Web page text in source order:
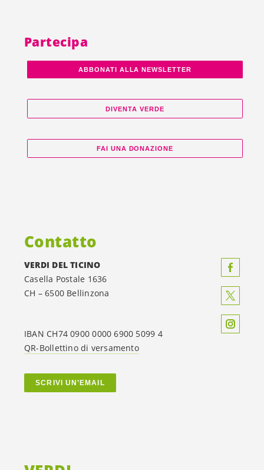
Partecipa
ABBONATI ALLA NEWSLETTER
DIVENTA VERDE
FAI UNA DONAZIONE
Contatto
VERDI DEL TICINO
Casella Postale 1636
CH – 6500 Bellinzona
IBAN CH74 0900 0000 6900 5099 4
QR-Bollettino di versamento
SCRIVI UN’EMAIL